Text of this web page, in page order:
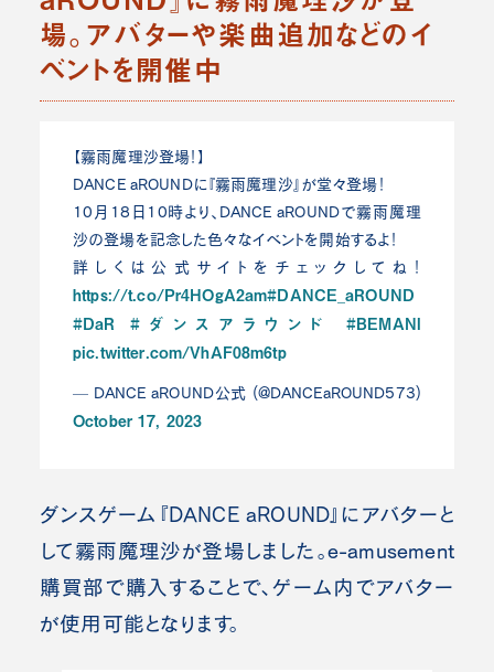
場。アバターや楽曲追加などのイ
ベントを開催中
【霧雨魔理沙登場！】
DANCE aROUNDに『霧雨魔理沙』が堂々登場！
10月18日10時より、DANCE aROUNDで霧雨魔理
沙の登場を記念した色々なイベントを開始するよ！
詳しくは公式サイトをチェックしてね！
https://t.co/Pr4HOgA2am#DANCE_aROUND
#DaR
#ダンスアラウンド
#BEMANI
pic.twitter.com/VhAF08m6tp
— DANCE aROUND公式 (@DANCEaROUND573)
October 17, 2023
ダンスゲーム『DANCE aROUND』にアバターと
して霧雨魔理沙が登場しました。e-amusement
購買部で購入することで、ゲーム内でアバター
が使用可能となります。